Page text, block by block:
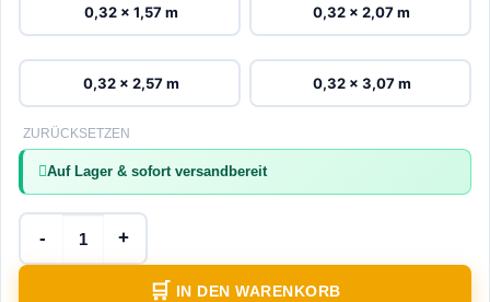
0,32 x 1,57 m 0,32 x 2,07 m
0,32 x 2,57 m 0,32 x 3,07 m
ZURÜCKSETZEN
Auf Lager & sofort versandbereit
IN DEN WARENKORB